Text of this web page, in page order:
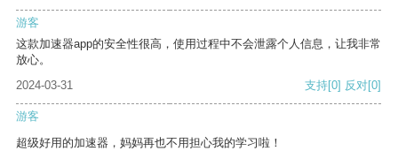
游客
这款加速器app的安全性很高，使用过程中不会泄露个人信息，让我非常
放心。
2024-03-31
支持[0] 反对[0]
游客
超级好用的加速器，妈妈再也不用担心我的学习啦！